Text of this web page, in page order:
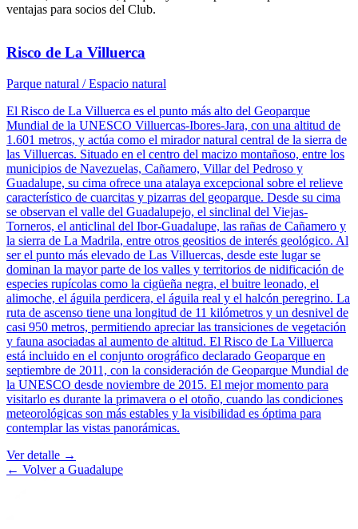
ventajas para socios del Club.
Risco de La Villuerca
Parque natural / Espacio natural
El Risco de La Villuerca es el punto más alto del Geoparque
Mundial de la UNESCO Villuercas-Ibores-Jara, con una altitud de
1.601 metros, y actúa como el mirador natural central de la sierra de
las Villuercas. Situado en el centro del macizo montañoso, entre los
municipios de Navezuelas, Cañamero, Villar del Pedroso y
Guadalupe, su cima ofrece una atalaya excepcional sobre el relieve
característico de cuarcitas y pizarras del geoparque. Desde su cima
se observan el valle del Guadalupejo, el sinclinal del Viejas-
Torneros, el anticlinal del Ibor-Guadalupe, las rañas de Cañamero y
la sierra de La Madrila, entre otros geositios de interés geológico. Al
ser el punto más elevado de Las Villuercas, desde este lugar se
dominan la mayor parte de los valles y territorios de nidificación de
especies rupícolas como la cigüeña negra, el buitre leonado, el
alimoche, el águila perdicera, el águila real y el halcón peregrino. La
ruta de ascenso tiene una longitud de 11 kilómetros y un desnivel de
casi 950 metros, permitiendo apreciar las transiciones de vegetación
y fauna asociadas al aumento de altitud. El Risco de La Villuerca
está incluido en el conjunto orográfico declarado Geoparque en
septiembre de 2011, con la consideración de Geoparque Mundial de
la UNESCO desde noviembre de 2015. El mejor momento para
visitarlo es durante la primavera o el otoño, cuando las condiciones
meteorológicas son más estables y la visibilidad es óptima para
contemplar las vistas panorámicas.
Ver detalle →
← Volver a Guadalupe